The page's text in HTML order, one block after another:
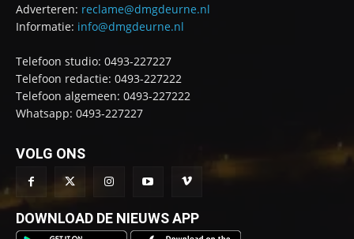
Adverteren: reclame@dmgdeurne.nl
Informatie: info@dmgdeurne.nl
Telefoon studio: 0493-227227
Telefoon redactie: 0493-227222
Telefoon algemeen: 0493-227222
Whatsapp: 0493-227227
VOLG ONS
DOWNLOAD DE NIEUWS APP